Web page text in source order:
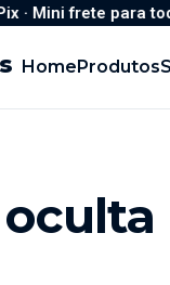
o Brasil
frete para todo o
HomeProdutos